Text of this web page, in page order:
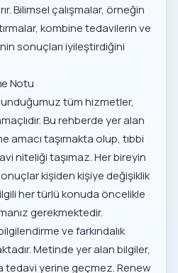
Bilimsel çalışmalar, örneğin
kombine tedavilerin ve
sonuçları iyileştirdiğini
Notu
tüm hizmetler,
Bu rehberde yer alan
amacı taşımakta olup, tıbbi
niteliği taşımaz. Her bireyin
kişiden kişiye değişiklik
ilgili her türlü konuda öncelikle
gerekmektedir.
ve farkındalık
Metinde yer alan bilgiler,
tedavi yerine geçmez. Renew